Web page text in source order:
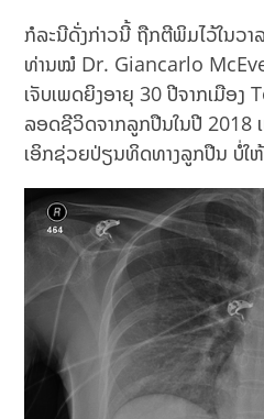
ກໍລະນີດັ່ງກ່າວນີ້ ຖືກຕີພິມໄວ້ໃນວາ
ທ່ານໝໍ Dr. Giancarlo
ເຈັບເພດຍິງອາຍຸ 30 ປີຈາກເມືອງ
ລອດຊີວິດຈາກລູກປືນໃນປີ 2018
ເອິກຊ່ວຍປ່ຽນທິດທາງລູກປືນ ບໍ່ໃຫ້